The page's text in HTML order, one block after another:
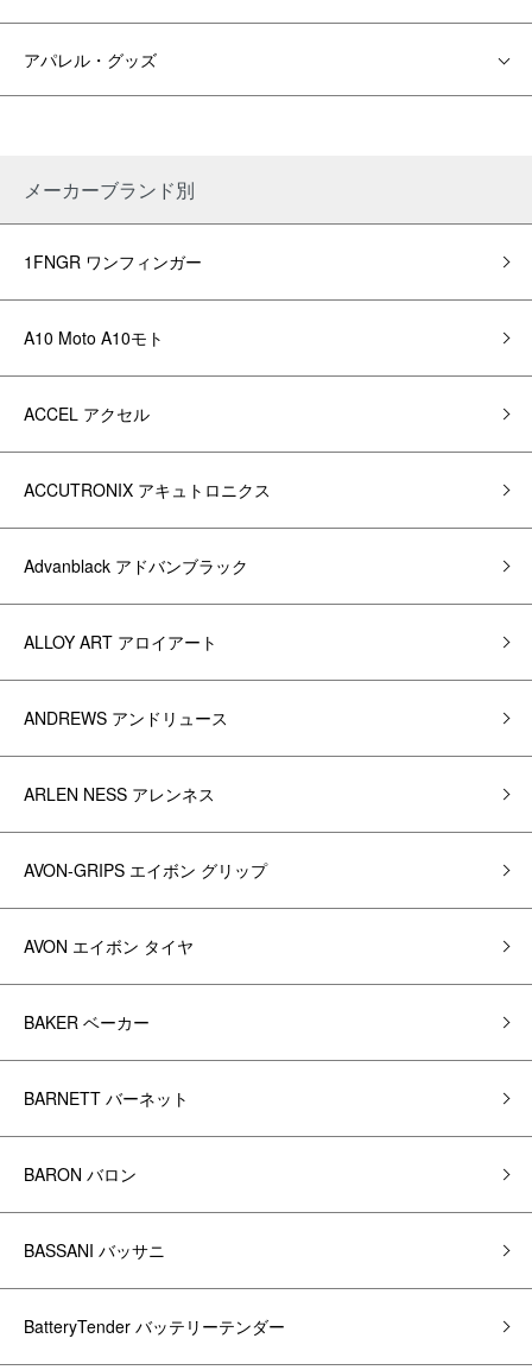
アパレル・グッズ
メーカーブランド別
1FNGR ワンフィンガー
A10 Moto A10モト
ACCEL アクセル
ACCUTRONIX アキュトロニクス
Advanblack アドバンブラック
ALLOY ART アロイアート
ANDREWS アンドリュース
ARLEN NESS アレンネス
AVON-GRIPS エイボン グリップ
AVON エイボン タイヤ
BAKER ベーカー
BARNETT バーネット
BARON バロン
BASSANI バッサニ
BatteryTender バッテリーテンダー